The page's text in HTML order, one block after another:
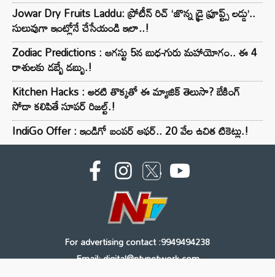
Jowar Dry Fruits Laddu: ప్రోటీన్ రిచ్ ‘జొన్న డ్రై ఫ్రూప్ట్స్ లడ్డు’..
సులువుగా ఇంట్లోనే చేసేయండి ఇలా..!
Zodiac Predictions : ఆగస్టు 5న బుధ-గురు మహాయోగం.. ఈ 4
రాశులకు డబ్బే డబ్బు.!
Kitchen Hacks : అరటి తొక్కతో ఈ మ్యాజిక్ తెలుసా? బేకింగ్
సోడా కలిపితే సూపర్ రిజల్ట్.!
IndiGo Offer : ఇండిగో బంపర్ ఆఫర్.. 20 వేల ఉచిత టికెట్లు.!
For advertising contact :9949494238
Email: digital@ntvnetwork.com